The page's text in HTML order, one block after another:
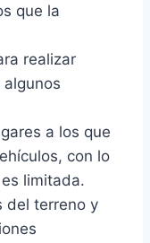
que la
realizar
a los que
con lo
limitada.
del terreno y